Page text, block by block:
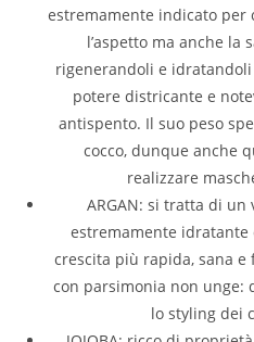
estremamente indicato per
l’aspetto ma anche la
rigenerandoli e
potere districante e
antispento. Il suo peso
cocco, dunque anche
realizzare
ARGAN: si tratta di un
estremamente
crescita più rapida, sana e
con parsimonia non unge:
lo styling dei